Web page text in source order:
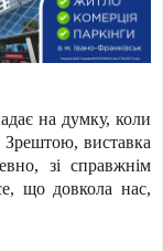
на думку, коли
Зрештою, виставка
зі справжнім
що довкола нас,